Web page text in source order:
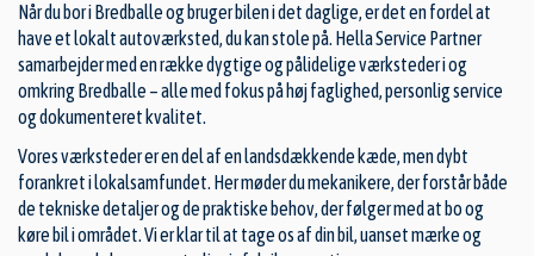
Når du bor i Bredballe og bruger bilen i det daglige, er det en fordel at
have et lokalt autoværksted, du kan stole på. Hella Service Partner
samarbejder med en række dygtige og pålidelige værksteder i og
omkring Bredballe – alle med fokus på høj faglighed, personlig service
og dokumenteret kvalitet.
Vores værksteder er en del af en landsdækkende kæde, men dybt
forankret i lokalsamfundet. Her møder du mekanikere, der forstår både
de tekniske detaljer og de praktiske behov, der følger med at bo og
køre bil i området. Vi er klar til at tage os af din bil, uanset mærke og